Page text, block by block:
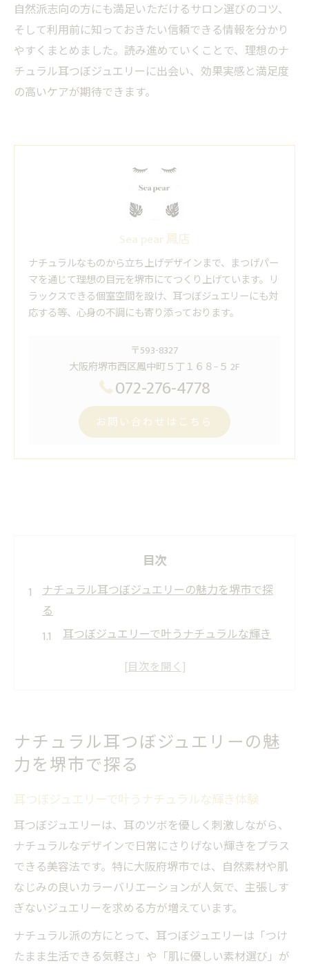
自然派志向の方にも満足いただけるサロン選びのコツ、
そして利用前に知っておきたい信頼できる情報を分かり
やすくまとめました。読み進めていくことで、理想のナ
チュラル耳つぼジュエリーに出会い、効果実感と満足度
の高いケアが期待できます。
Sea pear 鳳店
ナチュラルなものから立ち上げデザインまで、まつげパー
マを通じて理想の目元を堺市にてつくり上げています。リ
ラックスできる個室空間を設け、耳つぼジュエリーにも対
応する等、心身の不調にも寄り添っております。
〒593-8327
大阪府堺市西区鳳中町５丁１６８−５ 2F
072-276-4778
お問い合わせはこちら
目次
ナチュラル耳つぼジュエリーの魅力を堺市で探
る
耳つぼジュエリーで叶うナチュラルな輝き
ツ
大阪エリアで注目の耳つぼジュエリー事情
耳つぼジュエリーが支持される理由を徹底
耳つぼジュエリーが叶える自然美と健康ケア
耳つぼジュエリーの健康ケア効果とは
自然美を引き出す耳つぼジュエリー活用法
堺市女性に人気の耳つぼジュエリー健康法
耳つぼジュエリーで感じるリラックス体験
耳つぼダイエットとジュエリーの相乗効果
ナチュラル耳つぼジュエリーの魅
力を堺市で探る
耳つぼジュエリーで叶うナチュラルな輝き体験
耳つぼジュエリーは、耳のツボを優しく刺激しながら、
ナチュラルなデザインで日常にさりげない輝きをプラス
できる美容法です。特に大阪府堺市では、自然素材や肌
なじみの良いカラーバリエーションが人気で、主張しす
ぎないジュエリーを求める方が増えています。
ナチュラル派の方にとって、耳つぼジュエリーは「つけ
たまま生活できる気軽さ」や「肌に優しい素材選び」が